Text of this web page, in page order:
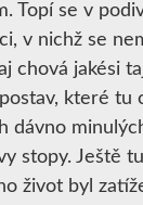
Topí se v
v nichž se
chová jakési
které tu
dávno
stopy. Ještě
život byl